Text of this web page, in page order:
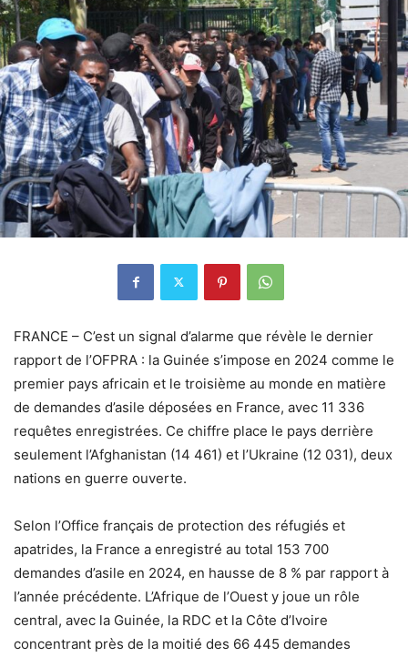
FRANCE – C’est un signal d’alarme que révèle le dernier
rapport de l’OFPRA : la Guinée s’impose en 2024 comme le
premier pays africain et le troisième au monde en matière
de demandes d’asile déposées en France, avec 11 336
requêtes enregistrées. Ce chiffre place le pays derrière
seulement l’Afghanistan (14 461) et l’Ukraine (12 031), deux
nations en guerre ouverte.
Selon l’Office français de protection des réfugiés et
apatrides, la France a enregistré au total 153 700
demandes d’asile en 2024, en hausse de 8 % par rapport à
l’année précédente. L’Afrique de l’Ouest y joue un rôle
central, avec la Guinée, la RDC et la Côte d’Ivoire
concentrant près de la moitié des 66 445 demandes